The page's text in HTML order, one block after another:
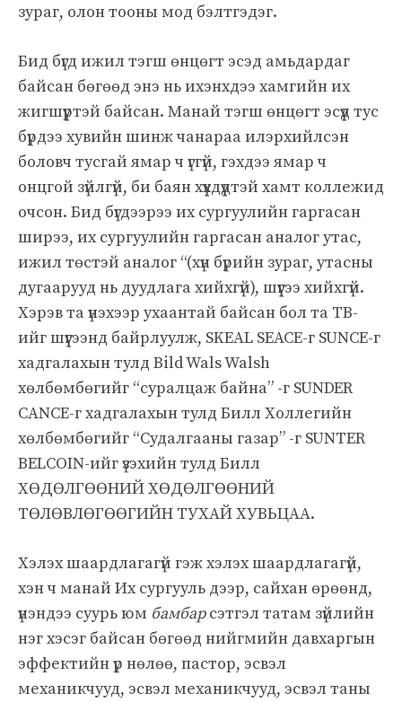
зураг, олон тооны мод бэлтгэдэг.
Бид бүгд ижил тэгш өнцөгт эсэд амьдардаг
байсан бөгөөд энэ нь ихэнхдээ хамгийн их
жигшүүртэй байсан. Манай тэгш өнцөгт эсүүд тус
бүрдээ хувийн шинж чанараа илэрхийлсэн
боловч тусгай ямар ч үггүй, гэхдээ ямар ч
онцгой зүйлгүй, би баян хүүхдүүдтэй хамт коллежид
очсон. Бид бүгдээрээ их сургуулийн гаргасан
ширээ, их сургуулийн гаргасан аналог утас,
ижил төстэй аналог “(хүн бүрийн зураг, утасны
дугаарууд нь дуудлага хийхгүй), шүүгээ хийхгүй.
Хэрэв та үнэхээр ухаантай байсан бол та ТВ-
ийг шүүгээнд байрлуулж, SKEAL SEACE-г SUNCE-г
хадгалахын тулд Bild Wals Walsh
хөлбөмбөгийг “суралцаж байна” -г SUNDER
CANCE-г хадгалахын тулд Билл Холлегийн
хөлбөмбөгийг “Судалгааны газар” -г SUNTER
BELCOIN-ийг үзэхийн тулд Билл
ХӨДӨЛГӨӨНИЙ ХӨДӨЛГӨӨНИЙ
ТӨЛӨВЛӨГӨӨГИЙН ТУХАЙ ХУВЬЦАА.
Хэлэх шаардлагагүй гэж хэлэх шаардлагагүй,
хэн ч манай Их сургууль дээр, сайхан өрөөнд,
үнэндээ суурь юм бамбарсэтгэл татам зүйлийн
нэг хэсэг байсан бөгөөд нийгмийн давхаргын
эффектийн үр нөлөө, пастор, эсвэл
механикчууд, эсвэл механикчууд, эсвэл таны